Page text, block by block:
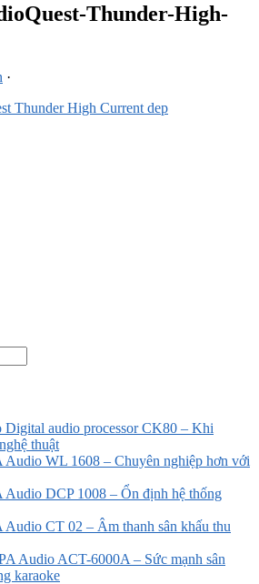
Thunder-High-
·
Digital audio processor CK80 – Khi
thuật
Audio WL 1608 – Chuyên nghiệp hơn với
Audio DCP 1008 – Ổn định hệ thống
Audio CT 02 – Âm thanh sân khấu thu
Audio ACT-6000A – Sức mạnh sân
karaoke